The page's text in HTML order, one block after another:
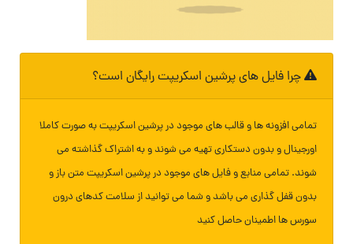
چرا فایل های پرشین اسکریپت رایگان است؟
تمامی افزونه ها و قالب های موجود در پرشین اسکریپت به صورت کاملا
اورجینال و بدون دستکاری تهیه می شوند و به اشتراک گذاشته می
شوند. تمامی منابع و فایل های موجود در پرشین اسکریپت متن باز و
بدون قفل گذاری می باشد و شما می توانید از سلامت کدهای درون
سورس ها اطمینان حاصل کنید